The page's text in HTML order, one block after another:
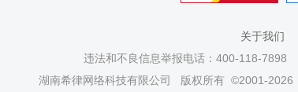
关于我们
违法和不良信息举报电话：400-118-7898
湖南希律网络科技有限公司
版权所有 ©2001-2026